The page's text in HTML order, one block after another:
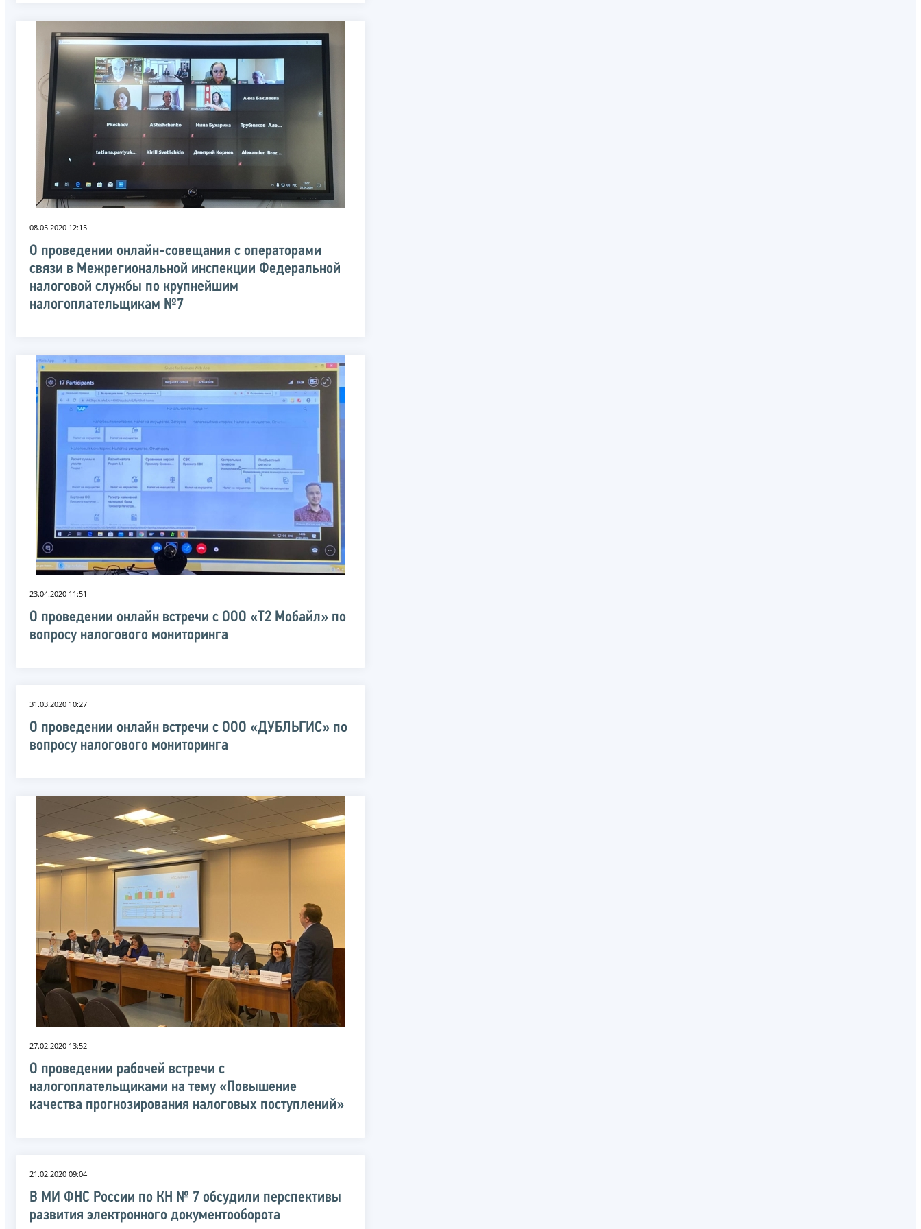
08.05.2020 12:15
О проведении онлайн-совещания с операторами
связи в Межрегиональной инспекции Федеральной
налоговой службы по крупнейшим
налогоплательщикам №7
23.04.2020 11:51
О проведении онлайн встречи с ООО «Т2 Мобайл» по
вопросу налогового мониторинга
31.03.2020 10:27
О проведении онлайн встречи с ООО «ДУБЛЬГИС» по
вопросу налогового мониторинга
27.02.2020 13:52
О проведении рабочей встречи с
налогоплательщиками на тему «Повышение
качества прогнозирования налоговых поступлений»
21.02.2020 09:04
В МИ ФНС России по КН № 7 обсудили перспективы
развития электронного документооборота